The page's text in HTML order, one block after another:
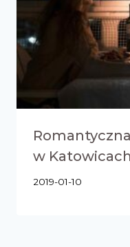
w Katowicach
2019-01-10